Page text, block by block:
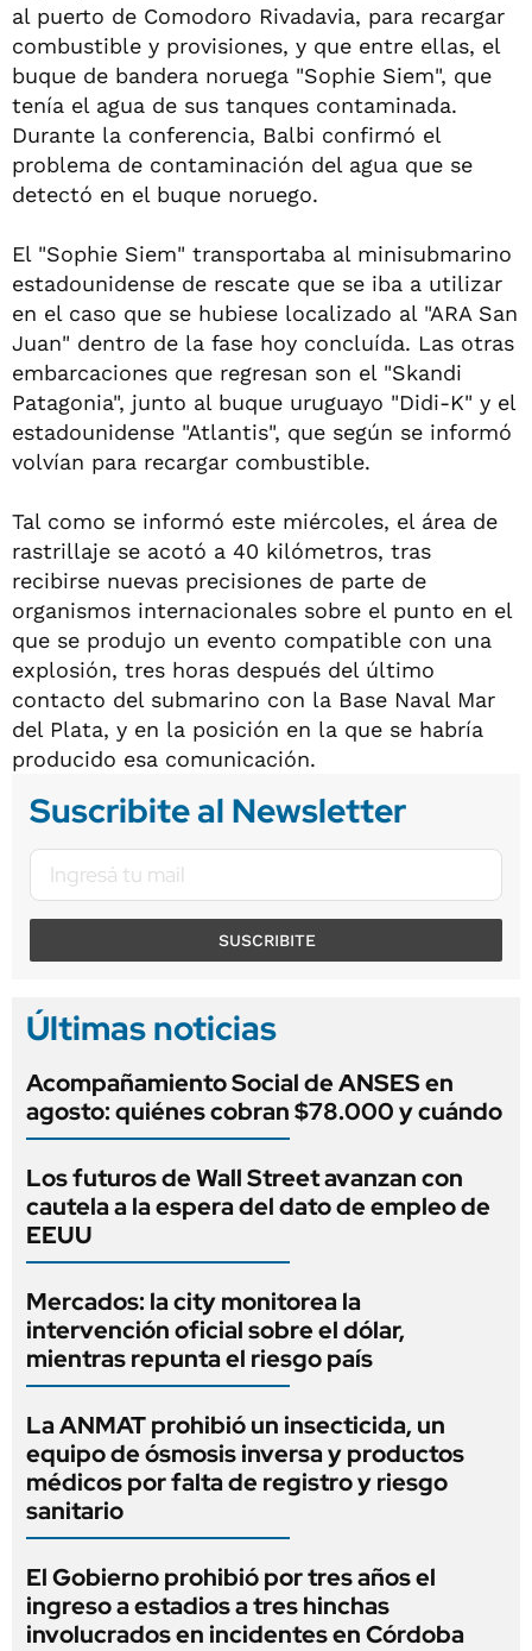
al puerto de Comodoro Rivadavia, para recargar
combustible y provisiones, y que entre ellas, el
buque de bandera noruega "Sophie Siem", que
tenía el agua de sus tanques contaminada.
Durante la conferencia, Balbi confirmó el
problema de contaminación del agua que se
detectó en el buque noruego.
El "Sophie Siem" transportaba al minisubmarino
estadounidense de rescate que se iba a utilizar
en el caso que se hubiese localizado al "ARA San
Juan" dentro de la fase hoy concluída. Las otras
embarcaciones que regresan son el "Skandi
Patagonia", junto al buque uruguayo "Didi-K" y el
estadounidense "Atlantis", que según se informó
volvían para recargar combustible.
Tal como se informó este miércoles, el área de
rastrillaje se acotó a 40 kilómetros, tras
recibirse nuevas precisiones de parte de
organismos internacionales sobre el punto en el
que se produjo un evento compatible con una
explosión, tres horas después del último
contacto del submarino con la Base Naval Mar
del Plata, y en la posición en la que se habría
producido esa comunicación.
Suscribite al Newsletter
SUSCRIBITE
Últimas noticias
Acompañamiento Social de ANSES en
agosto: quiénes cobran $78.000 y cuándo
Los futuros de Wall Street avanzan con
cautela a la espera del dato de empleo de
EEUU
Mercados: la city monitorea la
intervención oficial sobre el dólar,
mientras repunta el riesgo país
La ANMAT prohibió un insecticida, un
equipo de ósmosis inversa y productos
médicos por falta de registro y riesgo
sanitario
El Gobierno prohibió por tres años el
ingreso a estadios a tres hinchas
involucrados en incidentes en Córdoba